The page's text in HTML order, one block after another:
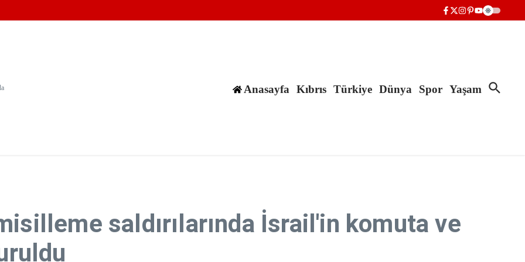
Anasayfa Kıbrıs Türkiye Dünya Spor Yaşam
saldırılarında İsrail'in komuta ve